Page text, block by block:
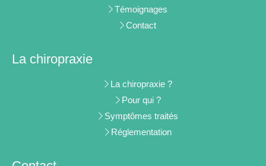
Témoignages
Contact
La chiropraxie
La chiropraxie ?
Pour qui ?
Symptômes traités
Réglementation